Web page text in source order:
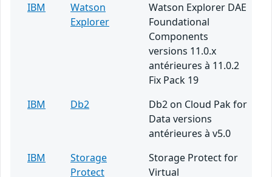
IBM
Watson
Explorer
Watson Explorer DAE
Foundational
Components
versions 11.0.x
antérieures à 11.0.2
Fix Pack 19
IBM
Db2
Db2 on Cloud Pak for
Data versions
antérieures à v5.0
IBM
Storage
Protect
Storage Protect for
Virtual